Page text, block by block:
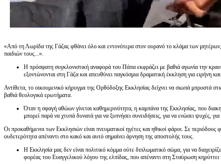
«Από τη Λωρίδα της Γάζας φθάνει όλο και εντονότερα στον ουρανό το κλάμα των
παιδιών τους...».
Η πρόσφατη συγκλονιστική αναφορά του Πάπα εκφράζει με βαθιά αγωνία την
εξοντώνονται στη Γάζα και απευθύνει παγκόσμια δραματική έκκληση για ειρήνη
Αντίθετα, το οικουμενικό κήρυγμα της Ορθόδοξης Εκκλησίας δείχνει να σιωπά μπροστά
βαθιά θεολογικά ερωτήματα.
Όταν η σφαγή αθώων γίνεται καθημερινότητα, η καμπάνα της Εκκλησίας, που
μπορεί παρά να χτυπά δυνατά για να ξυπνήσει συνειδήσεις, για να ενώσει ψυχές, για
Οι προκαθήμενοι των Εκκλησιών είναι πνευματικοί ηγέτες και ηθικοί φάροι. Σε περιόδους
ουδετερότητα απέναντι στο κακό και αυτό σημαίνει άρνηση της αποστολής τους.
Η Εκκλησία μας δεν είναι πολιτικό κόμμα ούτε διπλωματικό σώμα, για να
φορέας του Ευαγγελικού λόγου της ελπίδας, που απέναντι στη Σταύρωση